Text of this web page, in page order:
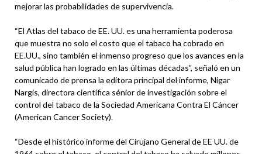
mejorar las probabilidades de supervivencia.
“El Atlas del tabaco de EE. UU. es una herramienta poderosa
que muestra no solo el costo que el tabaco ha cobrado en
EE.UU., sino también el inmenso progreso que los avances en la
salud pública han logrado en las últimas décadas”, señaló en un
comunicado de prensa la editora principal del informe, Nigar
Nargis, directora científica sénior de investigación sobre el
control del tabaco de la Sociedad Americana Contra El Cáncer
(American Cancer Society).
“Desde el histórico informe del Cirujano General de EE UU. de